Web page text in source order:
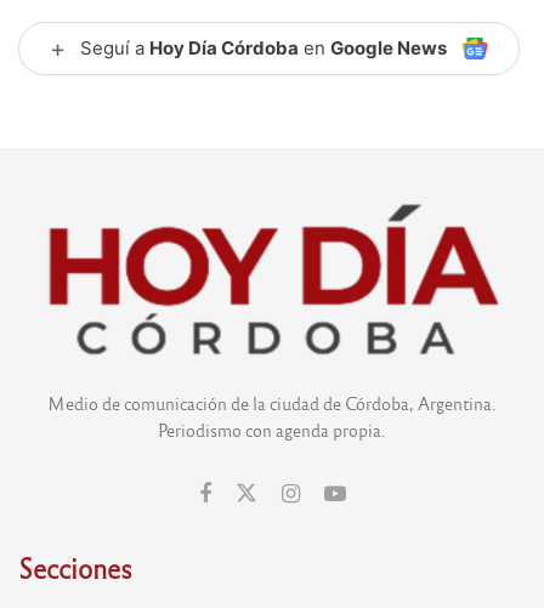
+ Seguí a Hoy Día Córdoba en Google News
Medio de comunicación de la ciudad de Córdoba, Argentina.
Periodismo con agenda propia.
Secciones